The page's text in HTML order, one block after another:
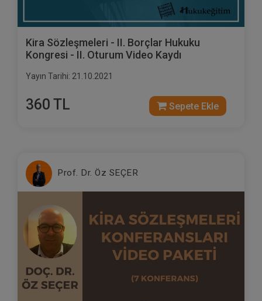
Kira Sözleşmeleri - II. Borçlar Hukuku
Kongresi - II. Oturum Video Kaydı
Yayın Tarihi: 21.10.2021
360 TL Sepete Ekle
Prof. Dr. Öz SEÇER